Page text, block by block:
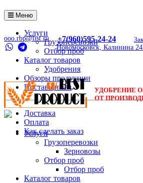
Меню
Услуги
Грузоперевозки
Отбор проб
Каталог товаров
Удобрения
Обзоры продукции
Поставщикам
Доставка
Оплата
Как сделать заказ
ooo.rbp@list.ru +7(960)595-24-24
Новомосковск, Калинина
УДОБРЕНИЕ
ОТ
Услуги
Грузоперевозки
Зерновозы
Отбор проб
Отбор проб
Каталог товаров